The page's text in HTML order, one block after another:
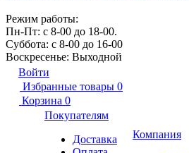
Режим работы:
Пн-Пт: с 8-00 до 18-00.
Суббота: с 8-00 до 16-00
Воскресенье: Выходной
Войти
Избранные товары 0
Корзина 0
Покупателям
Доставка
Компания